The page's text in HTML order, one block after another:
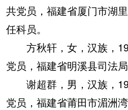
共党员，福建省厦门市湖
任科员。
方秋轩，女，汉族，
党员，福建省明溪县司法
谢超群，男，汉族，
党员，福建省莆田市湄洲